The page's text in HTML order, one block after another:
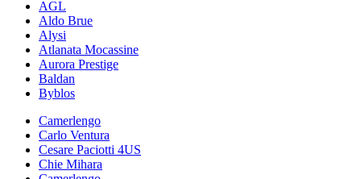
AGL
Aldo Brue
Alysi
Atlanata Mocassine
Aurora Prestige
Baldan
Byblos
Camerlengo
Carlo Ventura
Cesare Paciotti 4US
Chie Mihara